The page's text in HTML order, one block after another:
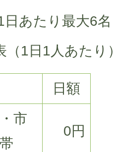
日あたり最大6名
（1日1人あたり
日額
市
0円